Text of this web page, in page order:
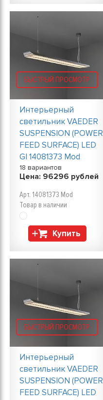
БЫСТРЫЙ ПРОСМОТР
Интерьерный
светильник VAEDER
SUSPENSION (POWER
FEED SURFACE) LED
GI 14081373 Mod
18 вариантов
Цена: 96296 рублей
Арт. 14081373 Mod
Товар в наличии
Купить
БЫСТРЫЙ ПРОСМОТР
Интерьерный
светильник VAEDER
SUSPENSION (POWER
FEED SURFACE) LED